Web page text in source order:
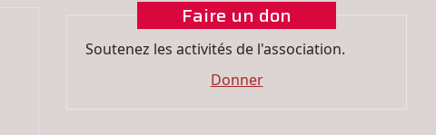
Faire un don
Soutenez les activités de l'association.
Donner